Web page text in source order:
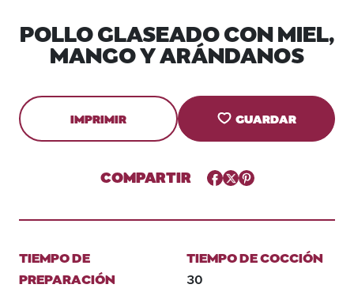
POLLO GLASEADO CON MIEL,
MANGO Y ARÁNDANOS
IMPRIMIR GUARDAR
COMPARTIR Facebook
TwitterPinterest
TIEMPO DE
PREPARACIÓN
TIEMPO DE COCCIÓN
30